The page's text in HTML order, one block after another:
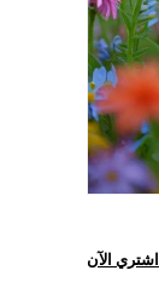
اشتري الآن